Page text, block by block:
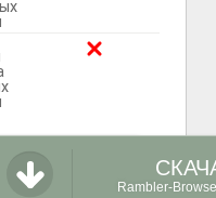
Browser.exe Rambler-